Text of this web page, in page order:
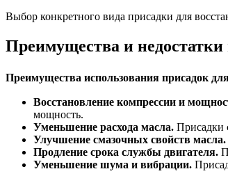
Выбор конкретного вида присадки для
Преимущества и недостатки
Преимущества использования присадок
Восстановление компрессии и
мощность.
Уменьшение расхода масла. Присадки
Улучшение смазочных свойств масла.
Продление срока службы двигателя.
Уменьшение шума и вибрации.